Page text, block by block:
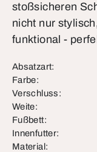
stoßsicheren
nicht nur
funktional -
Absatzart:
Farbe:
Verschluss:
Weite:
Fußbett:
Innenfutter:
Material: